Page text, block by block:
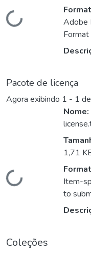
Carregando...
Adobe
Format
Pacote de licença
Agora exibindo 1 - 1
Carregando...
Nome:
1,71
Item-
to
Coleções